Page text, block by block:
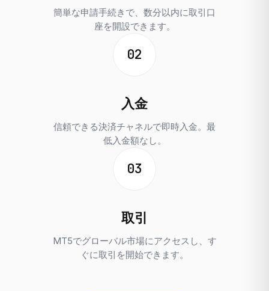
簡単な申請手続きで、数分以内に取引口
座を開設できます。
02
入金
信頼できる決済チャネルで即時入金。最
低入金額なし。
03
取引
MT5でグローバル市場にアクセスし、す
ぐに取引を開始できます。